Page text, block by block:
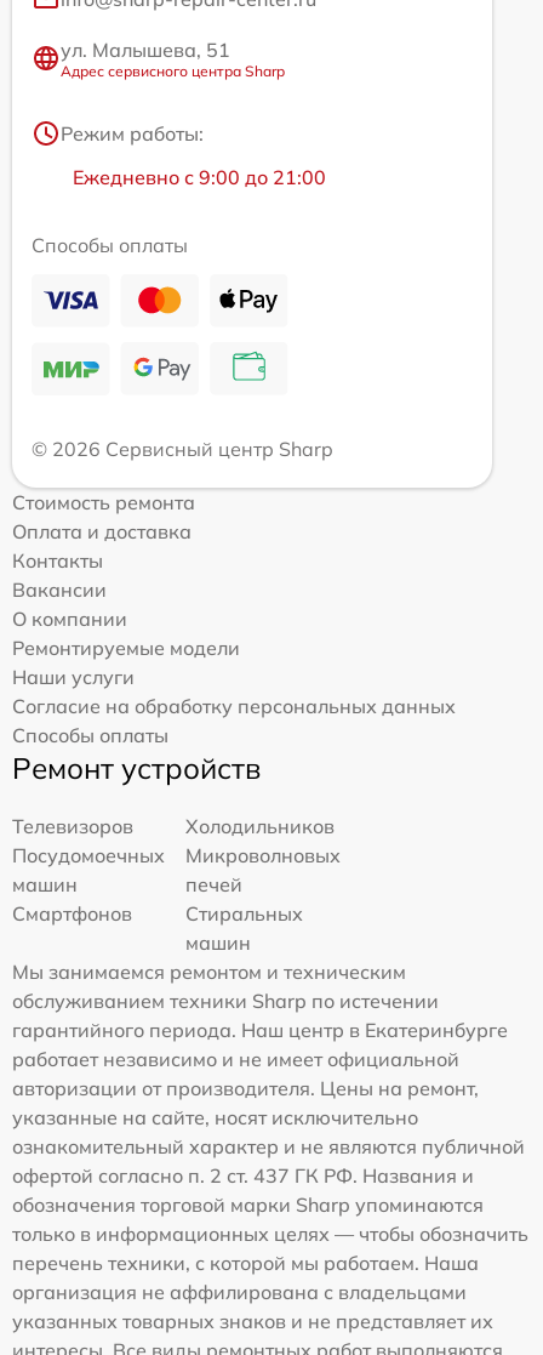
ул. Малышева, 51
Адрес сервисного центра Sharp
Режим работы:
Ежедневно с 9:00 до 21:00
Способы оплаты
© 2026 Сервисный центр Sharp
Стоимость ремонта
Оплата и доставка
Контакты
Вакансии
О компании
Ремонтируемые модели
Наши услуги
Согласие на обработку персональных данных
Способы оплаты
Ремонт устройств
Телевизоров
Холодильников
Посудомоечных
машин
Микроволновых
печей
Смартфонов
Стиральных
машин
Мы занимаемся ремонтом и техническим
обслуживанием техники Sharp по истечении
гарантийного периода. Наш центр в Екатеринбурге
работает независимо и не имеет официальной
авторизации от производителя. Цены на ремонт,
указанные на сайте, носят исключительно
ознакомительный характер и не являются публичной
офертой согласно п. 2 ст. 437 ГК РФ. Названия и
обозначения торговой марки Sharp упоминаются
только в информационных целях — чтобы обозначить
перечень техники, с которой мы работаем. Наша
организация не аффилирована с владельцами
указанных товарных знаков и не представляет их
интересы. Все виды ремонтных работ выполняются